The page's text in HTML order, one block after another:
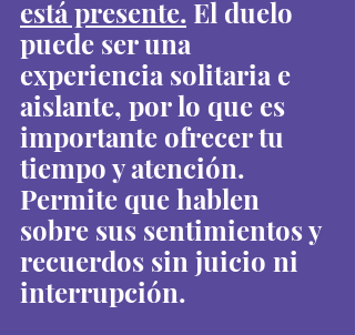
está presente. El duelo
puede ser una
experiencia solitaria e
aislante, por lo que es
importante ofrecer tu
tiempo y atención.
Permite que hablen
sobre sus sentimientos y
recuerdos sin juicio ni
interrupción.